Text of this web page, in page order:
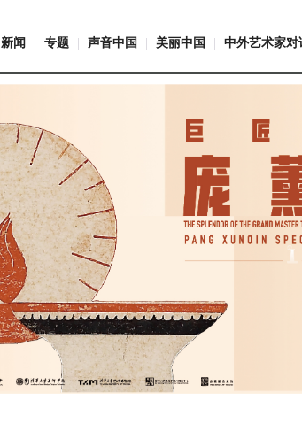
新闻 专题 声音中国 美丽中国 中外艺术家对